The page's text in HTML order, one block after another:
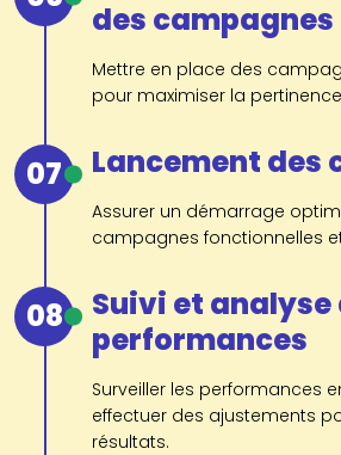
des campagnes
Mettre en place des
pour maximiser la
07 Lancement des
Assurer un démarrage
campagnes fonctionnelles
08
Suivi et analyse
performances
Surveiller les performances
effectuer des ajustements
résultats.